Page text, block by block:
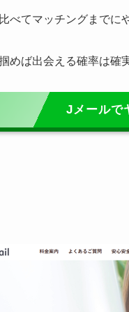
べてマッチングまでに
めば出会える確率は確
Jメールで